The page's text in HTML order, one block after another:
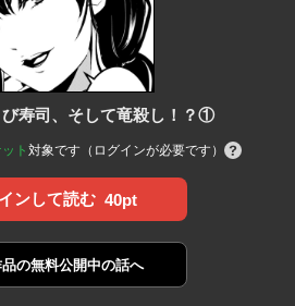
寿司、そして竜殺し！？①
ト 対象です（ログインが必要です）
ンして読む 40pt
の無料公開中の話へ